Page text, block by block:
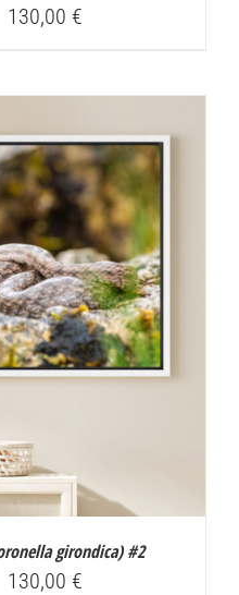
130,00 €Plage
à
130,00 €
girondica) #2
130,00 €Plage